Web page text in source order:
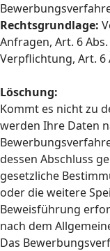
Rechtsgrundlage:
Anfragen, Art. 6
Verpflichtung, Art. 6
Löschung:
Kommt es nicht zu
werden Ihre Daten
dessen Abschluss
gesetzliche
oder die weitere
Beweisführung
nach dem
Das